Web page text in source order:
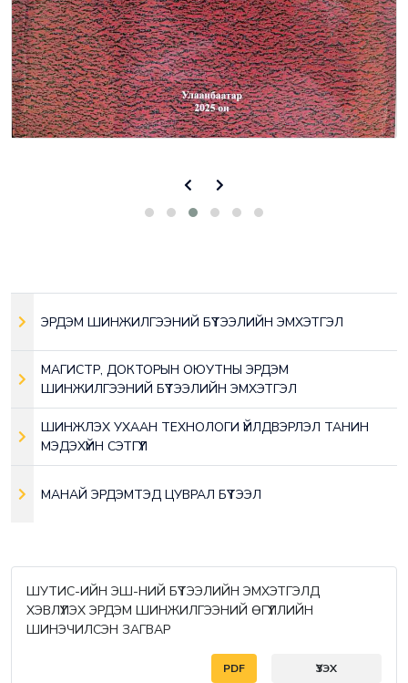
ЭРДЭМ ШИНЖИЛГЭЭНИЙ БҮТЭЭЛИЙН ЭМХЭТГЭЛ
МАГИСТР, ДОКТОРЫН ОЮУТНЫ ЭРДЭМ
ШИНЖИЛГЭЭНИЙ БҮТЭЭЛИЙН ЭМХЭТГЭЛ
ШИНЖЛЭХ УХААН ТЕХНОЛОГИ ҮЙЛДВЭРЛЭЛ ТАНИН
МЭДЭХҮЙН СЭТГҮҮЛ
МАНАЙ ЭРДЭМТЭД ЦУВРАЛ БҮТЭЭЛ
ШУТИС-ИЙН ЭШ-НИЙ БҮТЭЭЛИЙН ЭМХЭТГЭЛД
ХЭВЛҮҮЛЭХ ЭРДЭМ ШИНЖИЛГЭЭНИЙ ӨГҮҮЛЛИЙН
ШИНЭЧИЛСЭН ЗАГВАР
PDF ҮЗЭХ